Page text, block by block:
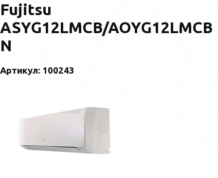
Fujitsu
ASYG12LMCB/AOYG12LMCB
N
Артикул: 100243